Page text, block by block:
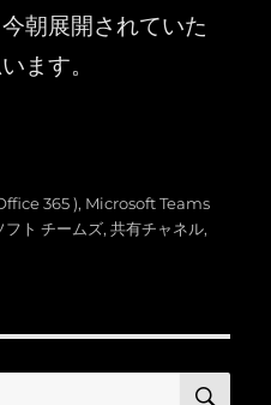
朝展開されていた
ます。
ネルが来た～！（軽く触っ
365 ), Microsoft Teams
フト チームズ,共有チャネル,
検